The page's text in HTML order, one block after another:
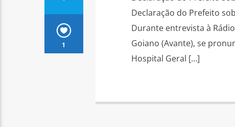
1
Declaração do Prefeito
Durante entrevista à
Goiano (Avante), se
Hospital Geral […]